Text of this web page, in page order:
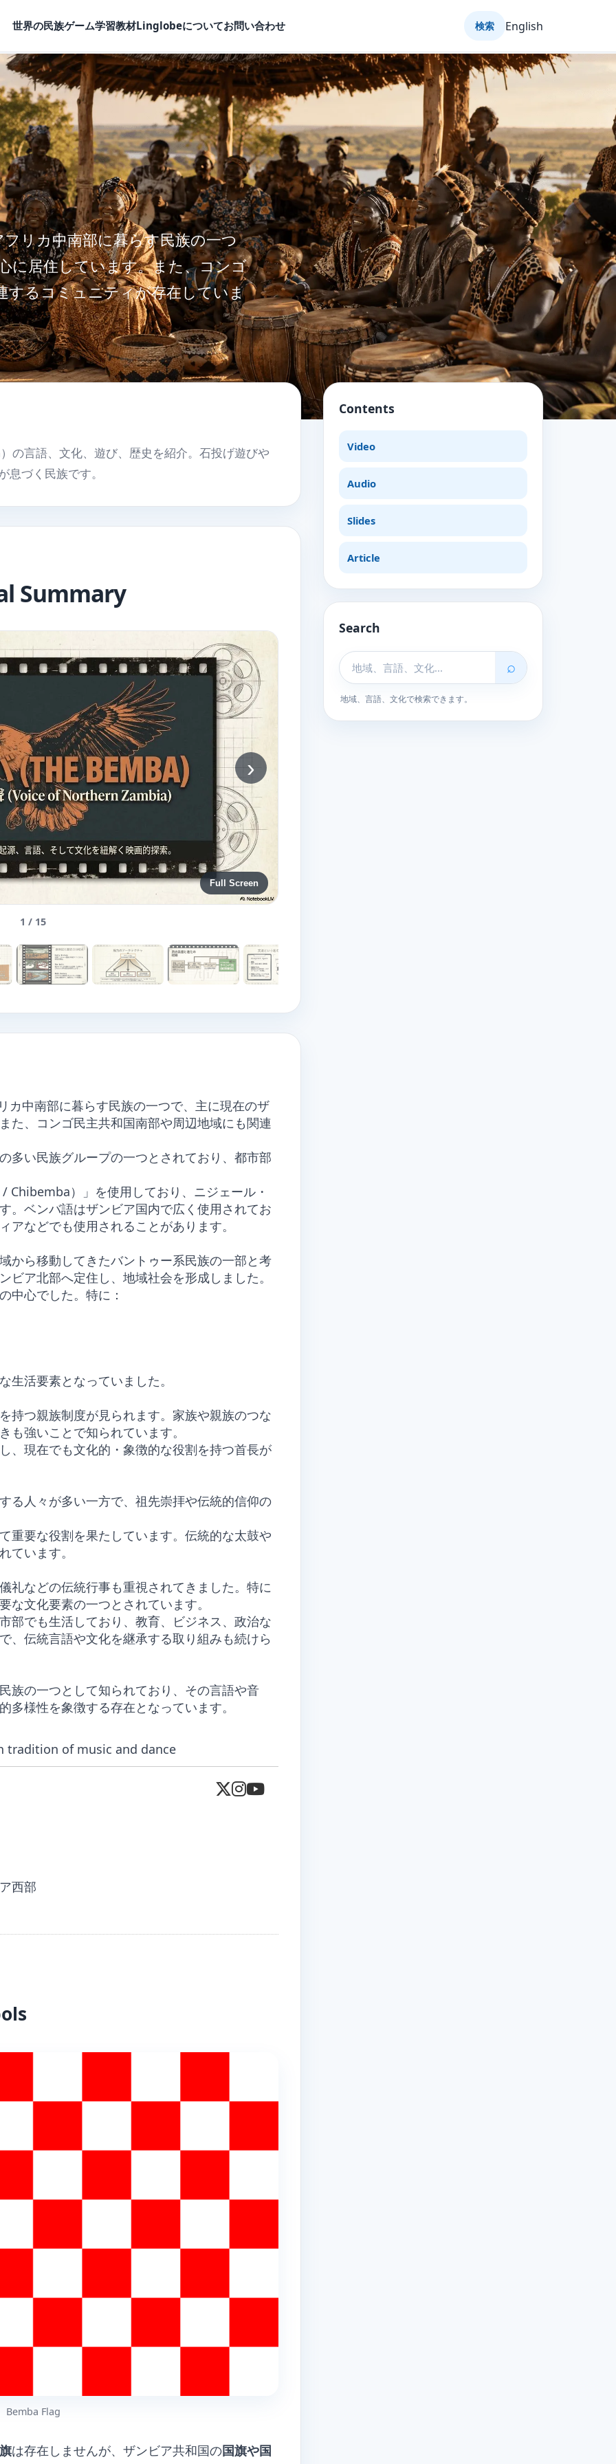
世界の民族ゲーム学習教材Linglobeについてお問い合わせ 検索 English
リカ中南部に暮らす民族の一つ
に居住しています。また、コンゴ
するコミュニティが存在していま
の言語、文化、遊び、歴史を紹介。石投げ遊びや
づく民族です。
Summary
Full Screen
›
1 / 15
中南部に暮らす民族の一つで、主に現在のザ
た、コンゴ民主共和国南部や周辺地域にも関連
多い民族グループの一つとされており、都市部
）」を使用しており、ニジェール・
。ベンバ語はザンビア国内で広く使用されてお
などでも使用されることがあります。
から移動してきたバントゥー系民族の一部と考
ア北部へ定住し、地域社会を形成しました。
中心でした。特に：
生活要素となっていました。
持つ親族制度が見られます。家族や親族のつな
も強いことで知られています。
、現在でも文化的・象徴的な役割を持つ首長が
る人々が多い一方で、祖先崇拝や伝統的信仰の
重要な役割を果たしています。伝統的な太鼓や
ています。
礼などの伝統行事も重視されてきました。特に
文化要素の一つとされています。
部でも生活しており、教育、ビジネス、政治な
、伝統言語や文化を継承する取り組みも続けら
族の一つとして知られており、その言語や音
様性を象徴する存在となっています。
tradition of music and dance
西部
Bemba Flag
は存在しませんが、ザンビア共和国の国旗や国
Contents
Video
Audio
Slides
Article
Search
⌕
地域、言語、文化で検索できます。